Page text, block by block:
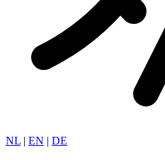
NL | EN | DE